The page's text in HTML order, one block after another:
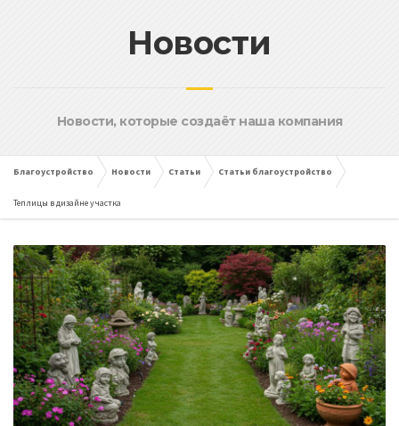
Новости
Новости, которые создаёт наша компания
Благоустройство Новости Статьи Статьи благоустройство
Теплицы в дизайне участка